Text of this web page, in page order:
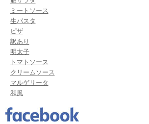
ミートソース
生パスタ
ピザ
訳あり
明太子
トマトソース
クリームソース
マルゲリータ
和風